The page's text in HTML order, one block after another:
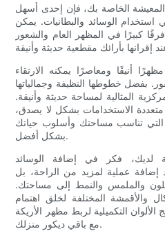
المعيشة الخاصة بك، فإن إحدى أسهل
الوسائد والبطانيات. يمكن
كبيرًا في المظهر العام والشعور
أنيقًا ومعاصرًا يمكنه الارتقاء
بفضل خطوطها النظيفة وجمالياتها
المثالية لمساحة حديثة وأنيقة.
متعددة الاستخدامات بشكل لا يصدق،
التي تناسب مساحتك وأسلوب حياتك
بشكل أفضل.
لديك، فكر في إضافة الوسائد
إضافة عملية لمزيد من الراحة، بل
والملمس والنمط إلى مساحتك.
والأقمشة المختلفة لخلق اهتمام
التكميلية لربط مظهر الأريكة
مع باقي ديكور منزلك.